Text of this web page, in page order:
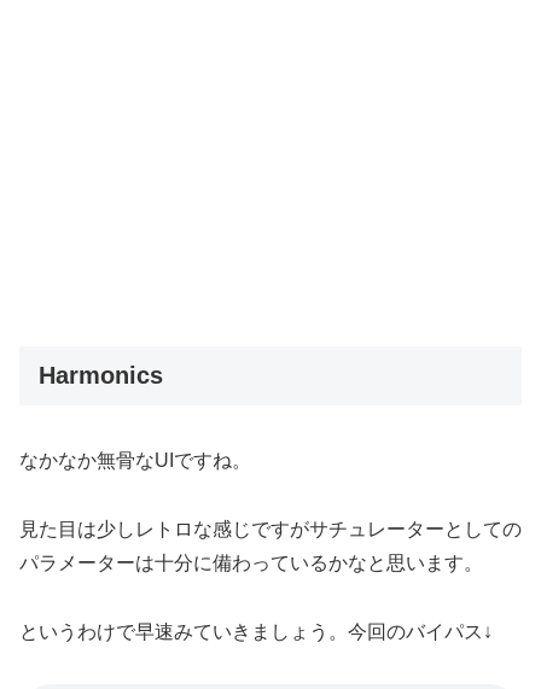
Harmonics
なかなか無骨なUIですね。
見た目は少しレトロな感じですがサチュレーターとしての
パラメーターは十分に備わっているかなと思います。
というわけで早速みていきましょう。今回のバイパス↓